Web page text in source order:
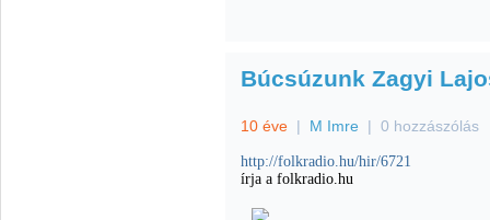
Búcsúzunk Zagyi
10 éve | M Imre | 0 hozzászólás
http://folkradio.hu/hir/6721
írja a folkradio.hu